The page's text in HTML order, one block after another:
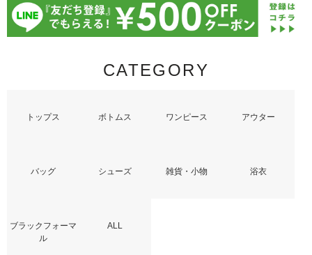
CATEGORY
トップス ボトムス ワンピース アウター
バッグ シューズ 雑貨・小物 浴衣
ブラックフォーマ
ル
ALL